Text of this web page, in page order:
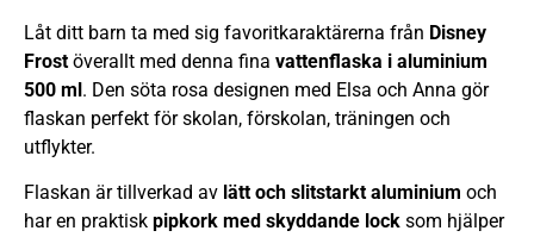
Låt ditt barn ta med sig favoritkaraktärerna från Disney
Frost överallt med denna fina vattenflaska i aluminium
500 ml. Den söta rosa designen med Elsa och Anna gör
flaskan perfekt för skolan, förskolan, träningen och
utflykter.
Flaskan är tillverkad av lätt och slitstarkt aluminium och
har en praktisk pipkork med skyddande lock som hjälper